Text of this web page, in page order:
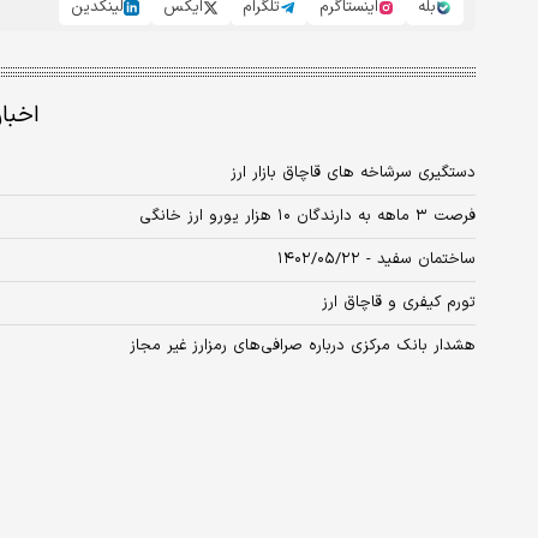
بله اینستاگرم تلگرام ایکس لینکدین
دستگیری سرشاخه های قاچاق بازار ارز
فرصت ۳ ماهه به دارندگان ۱۰ هزار یورو ارز خانگی
ساختمان سفید - ۱۴۰۲/۰۵/۲۲
تورم کیفری و قاچاق ارز
هشدار بانک مرکزی درباره صرافی‌های رمزارز غیر مجاز